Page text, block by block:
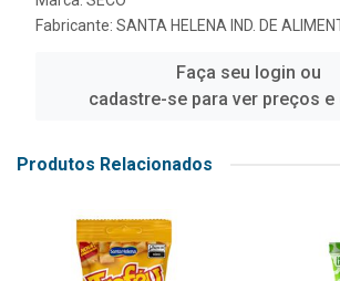
Fabricante: SANTA HELENA IND. DE
Faça seu login ou
cadastre-se para ver preços
Produtos Relacionados